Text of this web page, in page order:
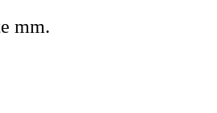
mm.